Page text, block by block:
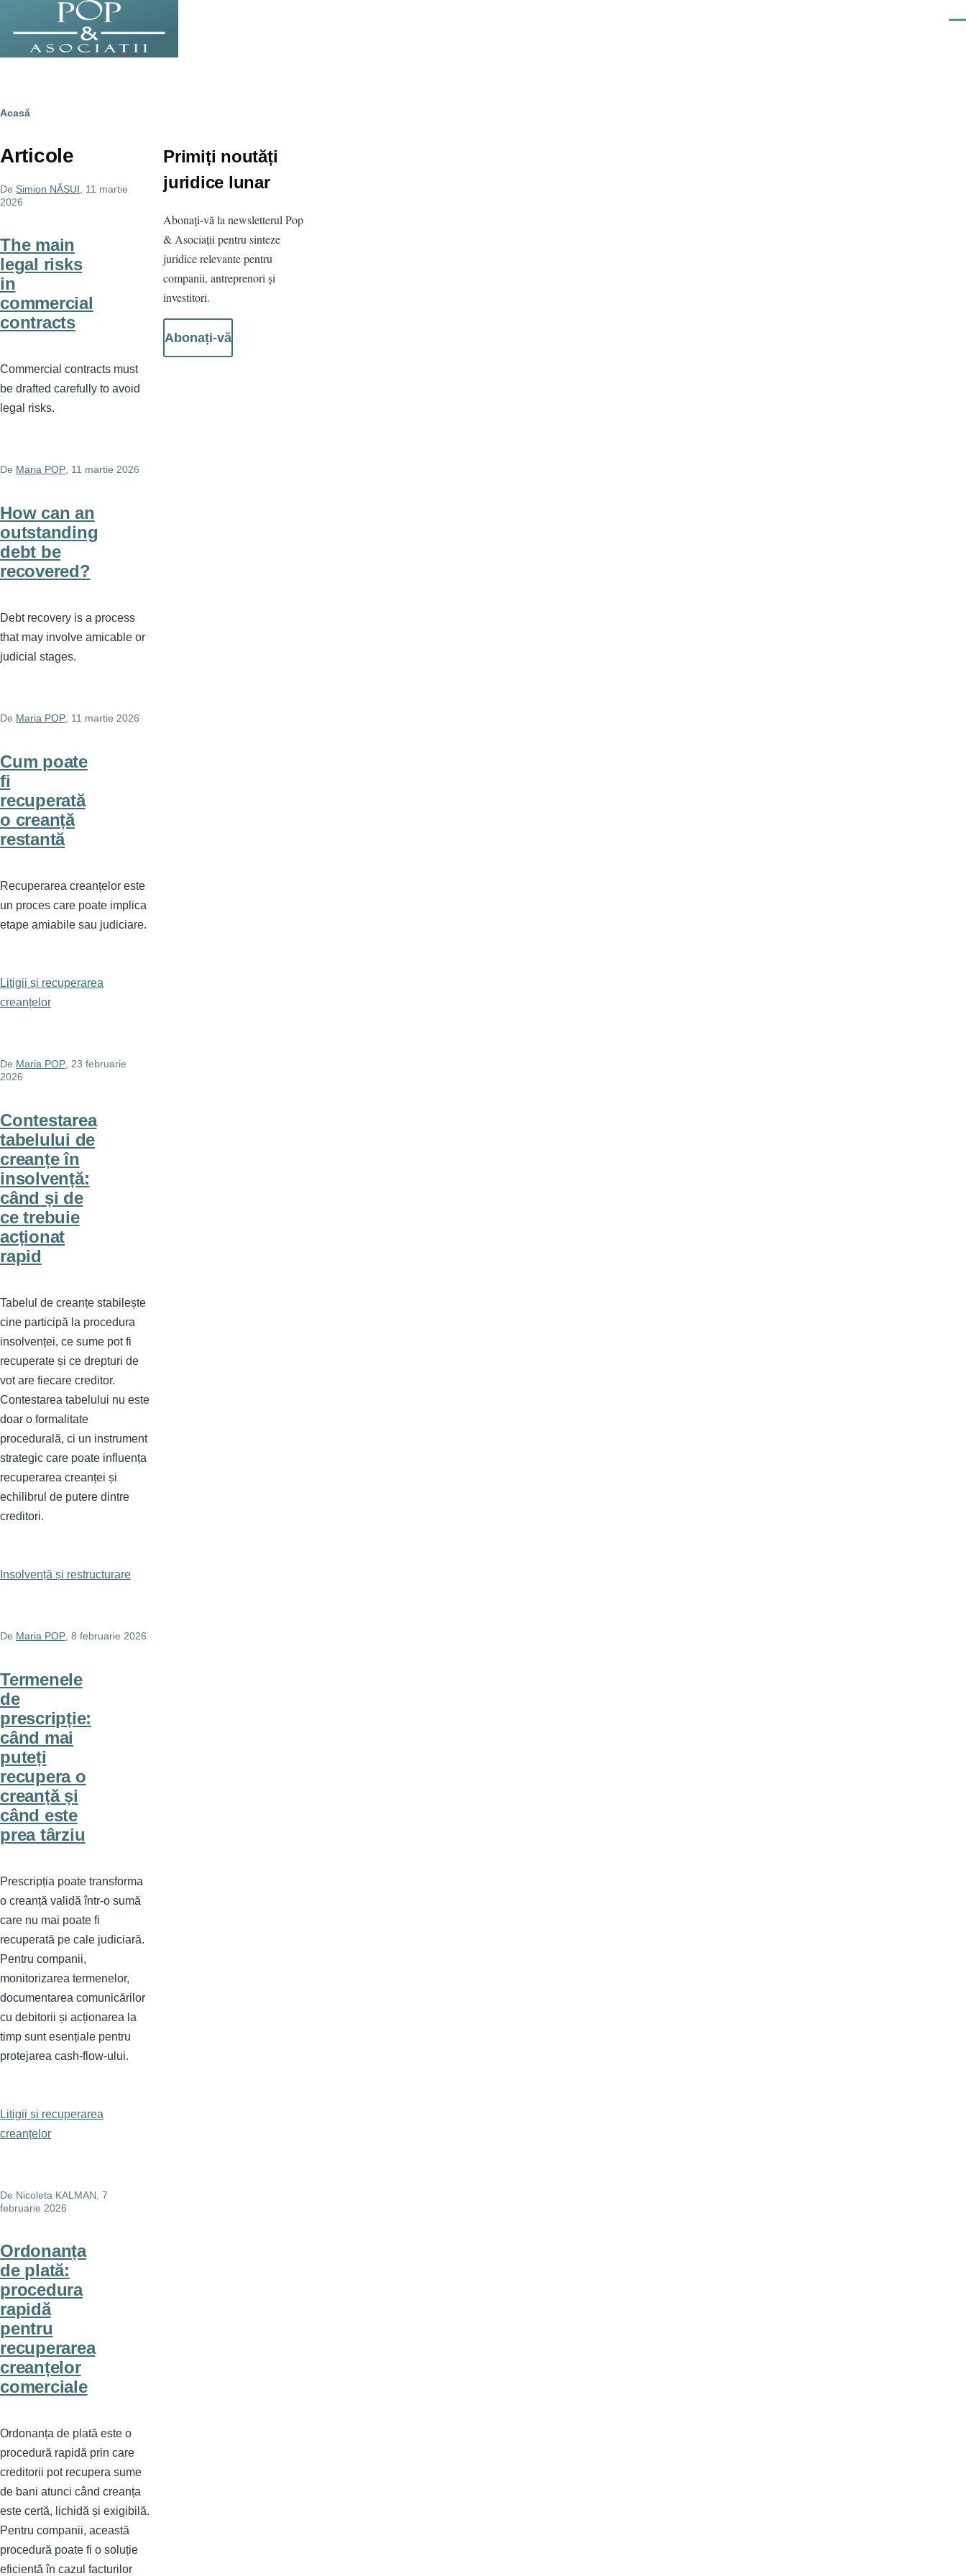
Sari la conținutul principal
Breadcrumb
Acasă
Articole
De Simion NĂSUI , 11 martie
2026
The main
legal risks
in
commercial
contracts
Commercial contracts must
be drafted carefully to avoid
legal risks.
De Maria POP, 11 martie 2026
How can an
outstanding
debt be
recovered?
Debt recovery is a process
that may involve amicable or
judicial stages.
De Maria POP , 11 martie 2026
Cum poate
fi
recuperată
o creanță
restantă
Recuperarea creanțelor este
un proces care poate implica
etape amiabile sau judiciare.
Litigii și recuperarea
creanțelor
De Maria POP , 23 februarie
2026
Contestarea
tabelului de
creanțe în
insolvență:
când și de
ce trebuie
acționat
rapid
Tabelul de creanțe stabilește
cine participă la procedura
insolvenței, ce sume pot fi
recuperate și ce drepturi de
vot are fiecare creditor.
Contestarea tabelului nu este
doar o formalitate
procedurală, ci un instrument
strategic care poate influența
recuperarea creanței și
echilibrul de putere dintre
creditori.
Insolvență și restructurare
De Maria POP , 8 februarie 2026
Termenele
de
prescripție:
când mai
puteți
recupera o
creanță și
când este
prea târziu
Prescripția poate transforma
o creanță validă într-o sumă
care nu mai poate fi
recuperată pe cale judiciară.
Pentru companii,
monitorizarea termenelor,
documentarea comunicărilor
cu debitorii și acționarea la
timp sunt esențiale pentru
protejarea cash-flow-ului.
Litigii și recuperarea
creanțelor
De Nicoleta KALMAN , 7
februarie 2026
Ordonanța
de plată:
procedura
rapidă
pentru
recuperarea
creanțelor
comerciale
Ordonanța de plată este o
procedură rapidă prin care
creditorii pot recupera sume
de bani atunci când creanța
este certă, lichidă și exigibilă.
Pentru companii, această
procedură poate fi o soluție
eficientă în cazul facturilor
Primiți noutăți
juridice lunar
Abonați-vă la newsletterul Pop
& Asociații pentru sinteze
juridice relevante pentru
companii, antreprenori și
investitori.
Abonați-vă